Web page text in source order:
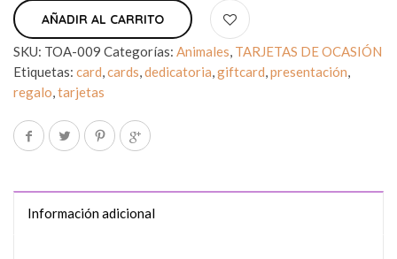
AÑADIR AL CARRITO
SKU: TOA-009 Categorías: Animales, TARJETAS DE OCASIÓN
Etiquetas: card,cards,dedicatoria,giftcard,presentación,
regalo,tarjetas
Información adicional